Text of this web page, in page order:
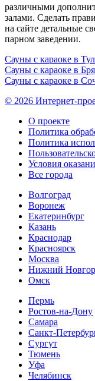
различными
залами. Сделать
на сайте детальные
парном заведении.
Сауны с караоке в
Сауны с караоке в
Сауны с караоке в
© 2026 Интернет-
О проекте
Политика
Политика
Условия
Все города
Волгоград
Воронеж
Екатеринбург
Казань
Краснодар
Красноярск
Москва
Нижний
Омск
Пермь
Ростов-на-Дону
Самара
Санкт-
Сургут
Тюмень
Уфа
Челябинск